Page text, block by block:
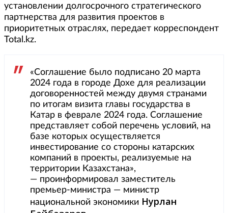
установлении долгосрочного стратегического
партнерства для развития проектов в
приоритетных отраслях, передает корреспондент
Total.kz.
«Соглашение было подписано 20 марта
2024 года в городе Дохе для реализации
договоренностей между двумя странами
по итогам визита главы государства в
Катар в феврале 2024 года. Соглашение
представляет собой перечень условий, на
базе которых осуществляется
инвестирование со стороны катарских
компаний в проекты, реализуемые на
территории Казахстана»,
— проинформировал заместитель
премьер-министра — министр
национальной экономики Нурлан